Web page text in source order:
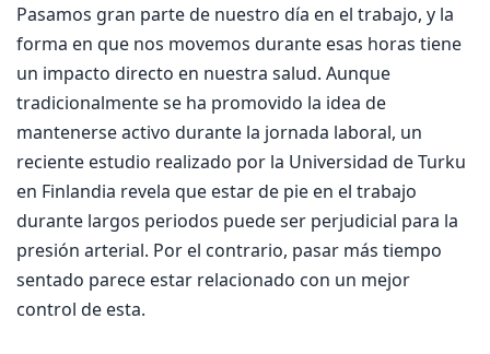
Pasamos gran parte de nuestro día en el trabajo, y la
forma en que nos movemos durante esas horas tiene
un impacto directo en nuestra salud. Aunque
tradicionalmente se ha promovido la idea de
mantenerse activo durante la jornada laboral, un
reciente estudio realizado por la Universidad de Turku
en Finlandia revela que estar de pie en el trabajo
durante largos periodos puede ser perjudicial para la
presión arterial. Por el contrario, pasar más tiempo
sentado parece estar relacionado con un mejor
control de esta.